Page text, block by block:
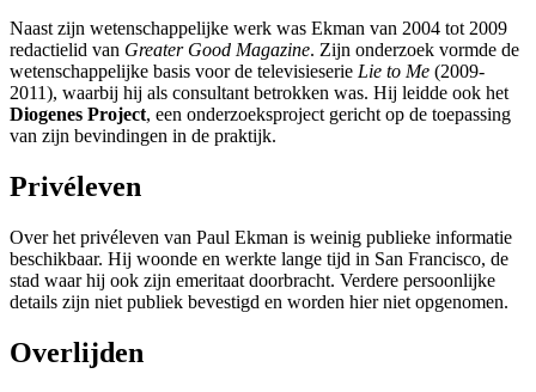
Naast zijn wetenschappelijke werk was Ekman van 2004 tot 2009
redactielid van Greater Good Magazine. Zijn onderzoek vormde de
wetenschappelijke basis voor de televisieserie Lie to Me (2009-
2011), waarbij hij als consultant betrokken was. Hij leidde ook het
Diogenes Project, een onderzoeksproject gericht op de toepassing
van zijn bevindingen in de praktijk.
Privéleven
Over het privéleven van Paul Ekman is weinig publieke informatie
beschikbaar. Hij woonde en werkte lange tijd in San Francisco, de
stad waar hij ook zijn emeritaat doorbracht. Verdere persoonlijke
details zijn niet publiek bevestigd en worden hier niet opgenomen.
Overlijden